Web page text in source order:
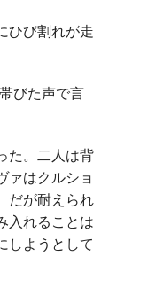
ひび割れが走
びた声で言
た。二人は背
ァはクルショ
だが耐えられ
入れることは
しようとして